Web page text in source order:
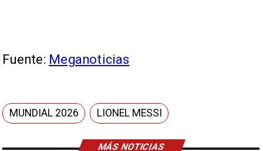
MÁS NOTICIAS
Fuente: Meganoticias
MUNDIAL 2026 LIONEL MESSI